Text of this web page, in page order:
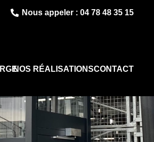
Nous appeler : 04 78 48 35 15
NOS RÉALISATIONSCONTACT